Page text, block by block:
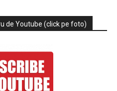
de Youtube (click pe foto)